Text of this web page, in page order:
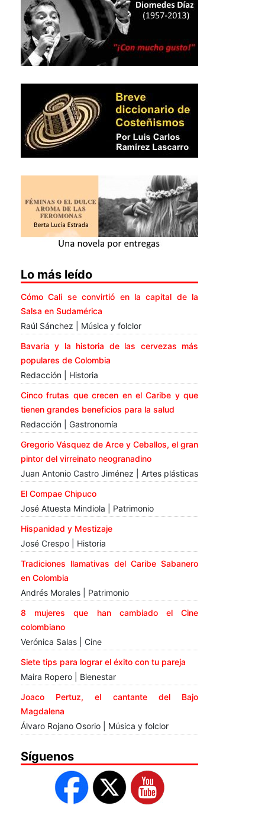
Lo más leído
Cómo Cali se convirtió en la capital de la
Salsa en Sudamérica
Raúl Sánchez | Música y folclor
Bavaria y la historia de las cervezas más
populares de Colombia
Redacción | Historia
Cinco frutas que crecen en el Caribe y que
tienen grandes beneficios para la salud
Redacción | Gastronomía
Gregorio Vásquez de Arce y Ceballos, el gran
pintor del virreinato neogranadino
Juan Antonio Castro Jiménez | Artes plásticas
El Compae Chipuco
José Atuesta Mindiola | Patrimonio
Hispanidad y Mestizaje
José Crespo | Historia
Tradiciones llamativas del Caribe Sabanero
en Colombia
Andrés Morales | Patrimonio
8 mujeres que han cambiado el Cine
colombiano
Verónica Salas | Cine
Siete tips para lograr el éxito con tu pareja
Maira Ropero | Bienestar
Joaco Pertuz, el cantante del Bajo
Magdalena
Álvaro Rojano Osorio | Música y folclor
Síguenos